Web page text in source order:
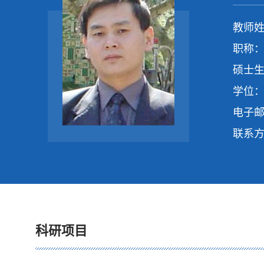
教师
职称
硕士
学位
电子
联系
科研项目